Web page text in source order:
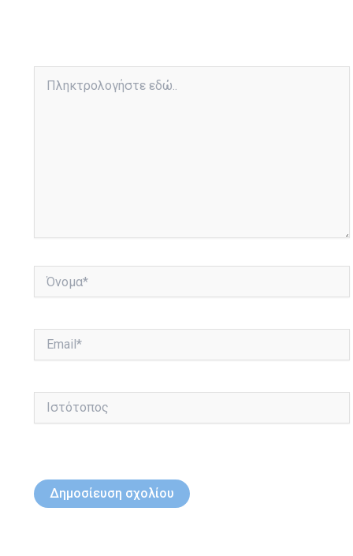
εδώ..
Ιστότοπος